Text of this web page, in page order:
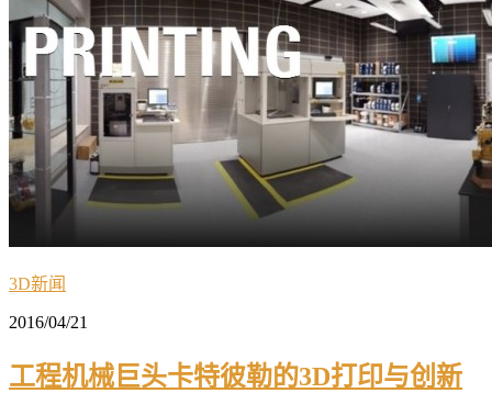
3D新闻
2016/04/21
工程机械巨头卡特彼勒的3D打印与创新